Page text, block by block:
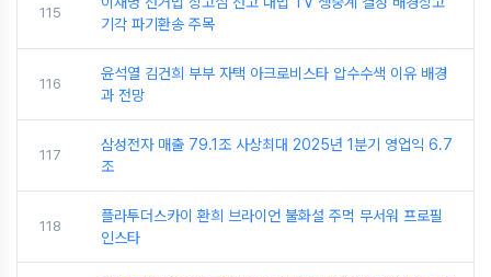
115
기각 파기환송 주목
116
윤석열 김건희 부부 자택 아크로비스타 압수수색 이유 배경
과 전망
117
삼성전자 매출 79.1조 사상최대 2025년 1분기 영업익 6.7
조
118
플라투더스카이 환희 브라이언 불화설 주먹 무서워 프로필
인스타